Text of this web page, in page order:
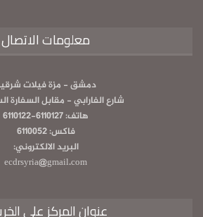
معلومات الاتصال
دمشق - مزة فيلات
شارع الفارابي - مقابل السفارة
هاتف: 6110127-6110122
فاكس: 6110052
البريد الالكتروني:
ecdrsyria@gmail.com
عنوان المركز على